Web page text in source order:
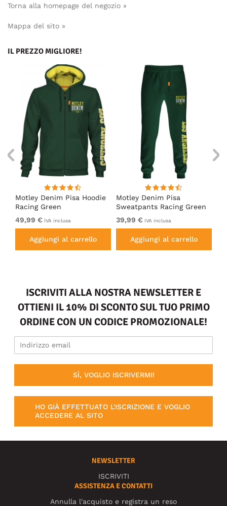
Torna alla homepage del negozio »
Mappa del sito »
IL PREZZO MIGLIORE!
Motley Denim Pisa Hoodie
Racing Green
49,99 € IVA inclusa
Aggiungi al carrello
Motley Denim Pisa
Sweatpants Racing Green
39,99 € IVA inclusa
Aggiungi al carrello
ISCRIVITI ALLA NOSTRA NEWSLETTER E
OTTIENI IL 10% DI SCONTO SUL TUO PRIMO
ORDINE CON UN CODICE PROMOZIONALE!
SÌ, VOGLIO ISCRIVERMI!
HO GIÀ EFFETTUATO L'ISCRIZIONE E VOGLIO
ACCEDERE AL SITO
NEWSLETTER
ISCRIVITI
ASSISTENZA E CONTATTI
Annulla l'acquisto e registra un reso